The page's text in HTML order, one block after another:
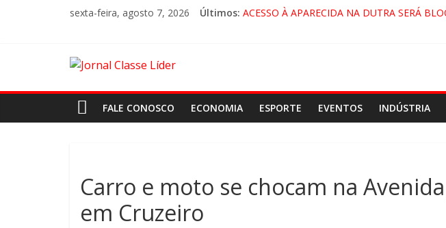
sexta-feira, agosto 7, 2026 Últimos: ACESSO À APARECIDA NA DUTRA SERÁ
FALE CONOSCO ECONOMIA ESPORTE EVENTOS INDÚSTRIA
Carro e moto se chocam na
em Cruzeiro